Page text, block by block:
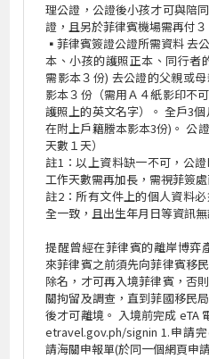
理公證，公證後小孩才可與陪
證，且另於菲律賓機場需再付
▪菲律賓簽證公證所需資料 去
本、小孩的護照正本、同行者
需影本３份) 去公證的父親或
影本３份（需用Ａ４紙影印不
護照上的英文名字）。 全戶3
在附上戶籍謄本影本3份)。 公
天數１天）
註1：以上資料缺一不可，公
工作天數需再加長，需視菲簽處
註2：所有文件上的個人資料
全一致，且出生年月日等資訊無
提醒曾經在菲律賓的離岸博弈
來菲律賓之前須先向菲律賓移
除名，才可再入境菲律賓，否
關拘留及調查，直到菲國移民
後才可離境。 入境前完成 eTA
etravel.gov.ph/signin 1.申請
請海關申報單(於同一個網頁申